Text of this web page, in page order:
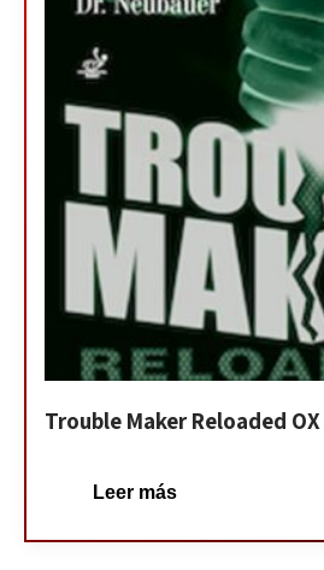
Trouble Maker Reloaded OX
Leer más